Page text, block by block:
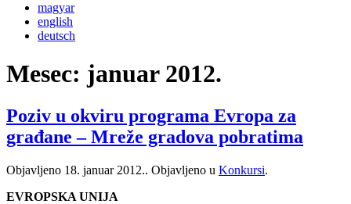
magyar
english
deutsch
Mesec: januar 2012.
Poziv u okviru programa Evropa za
građane – Mreže gradova pobratima
Objavljeno 18. januar 2012.. Objavljeno u Konkursi.
EVROPSKA UNIJA